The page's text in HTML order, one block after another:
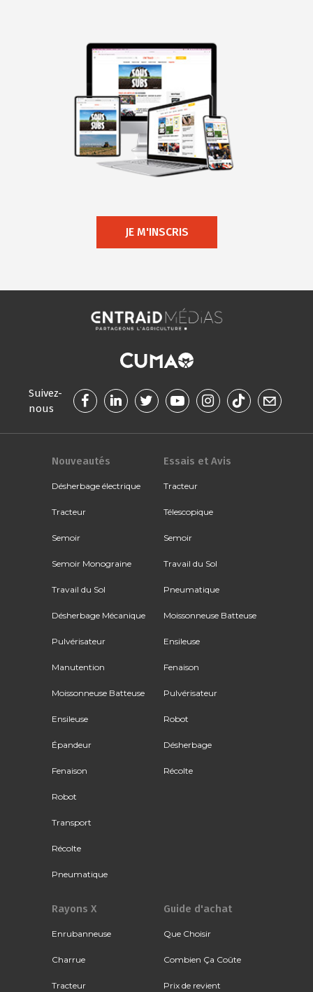
JE M'INSCRIS
Suivez-
nous
Nouveautés
Désherbage électrique
Tracteur
Semoir
Semoir Monograine
Travail du Sol
Désherbage Mécanique
Pulvérisateur
Manutention
Moissonneuse Batteuse
Ensileuse
Épandeur
Fenaison
Robot
Transport
Récolte
Pneumatique
Essais et Avis
Tracteur
Télescopique
Semoir
Travail du Sol
Pneumatique
Moissonneuse Batteuse
Ensileuse
Fenaison
Pulvérisateur
Robot
Désherbage
Récolte
Rayons X
Enrubanneuse
Charrue
Tracteur
Guide d'achat
Que Choisir
Combien Ça Coûte
Prix de revient